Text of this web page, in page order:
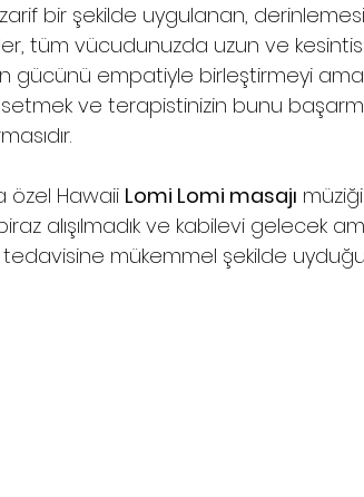
bir şekilde uygulanan,
tüm vücudunuzda uzun ve
gücünü empatiyle birleştirmeyi
ve terapistinizin bunu
özel Hawaii Lomi Lomi masajı
alışılmadık ve kabilevi gelecek
mükemmel şekilde